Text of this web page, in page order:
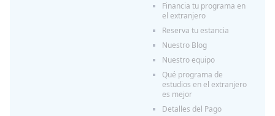
Financia tu programa en
el extranjero
Reserva tu estancia
Nuestro Blog
Nuestro equipo
Qué programa de
estudios en el extranjero
es mejor
Detalles del Pago